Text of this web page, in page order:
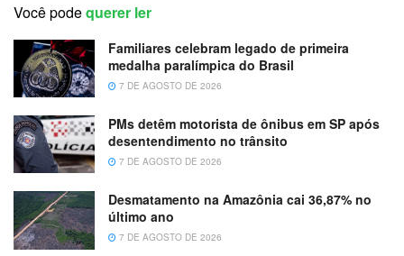
Você podequerer ler
Familiares celebram legado de primeira
medalha paralímpica do Brasil
7 DE AGOSTO DE 2026
PMs detêm motorista de ônibus em SP após
desentendimento no trânsito
7 DE AGOSTO DE 2026
Desmatamento na Amazônia cai 36,87% no
último ano
7 DE AGOSTO DE 2026